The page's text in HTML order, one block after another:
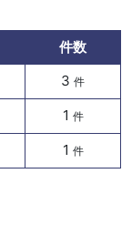
件数
3 件
1 件
1 件